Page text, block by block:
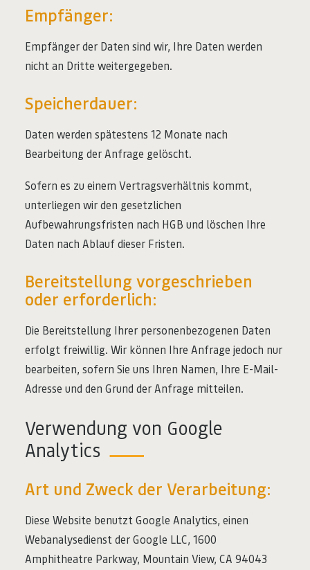
Empfänger:
Empfänger der Daten sind wir, Ihre Daten werden
nicht an Dritte weitergegeben.
Speicherdauer:
Daten werden spätestens 12 Monate nach
Bearbeitung der Anfrage gelöscht.
Sofern es zu einem Vertragsverhältnis kommt,
unterliegen wir den gesetzlichen
Aufbewahrungsfristen nach HGB und löschen Ihre
Daten nach Ablauf dieser Fristen.
Bereitstellung vorgeschrieben
oder erforderlich:
Die Bereitstellung Ihrer personenbezogenen Daten
erfolgt freiwillig. Wir können Ihre Anfrage jedoch nur
bearbeiten, sofern Sie uns Ihren Namen, Ihre E-Mail-
Adresse und den Grund der Anfrage mitteilen.
Verwendung von Google
Analytics
Art und Zweck der Verarbeitung:
Diese Website benutzt Google Analytics, einen
Webanalysedienst der Google LLC, 1600
Amphitheatre Parkway, Mountain View, CA 94043